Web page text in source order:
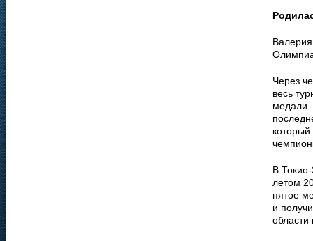
Через
весь
медали.
В
летом
пятое
и